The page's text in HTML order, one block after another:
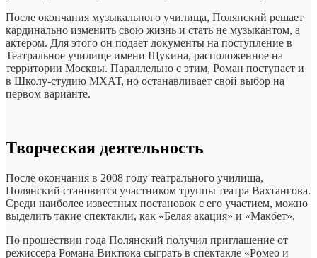
После окончания музыкального училища, Полянский решает
кардинально изменить свою жизнь и стать не музыкантом, а
актёром. Для этого он подает документы на поступление в
Театральное училище имени Щукина, расположенное на
территории Москвы. Параллельно с этим, Роман поступает и
в Школу-студию МХАТ, но останавливает свой выбор на
первом варианте.
Творческая деятельность
После окончания в 2008 году театрального училища,
Полянский становится участником труппы театра Вахтангова.
Среди наиболее известных постановок с его участием, можно
выделить такие спектакли, как «Белая акация» и «Макбет».
По прошествии года Полянский получил приглашение от
режиссера Романа Виктюка сыграть в спектакле «Ромео и